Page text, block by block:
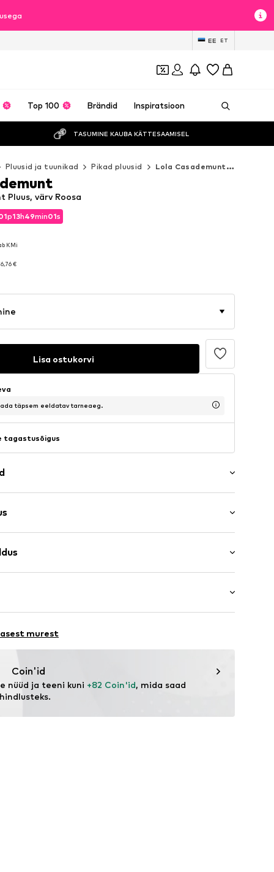
EE ET
Top 100 Brändid Inspiratsioon
TASUMINE KAUBA KÄTTESAAMISEL
Pluusid ja tuunikad Pikad pluusid Lola Casademunt Pikad pluusid
p13h48min58s
KMi
€
p13h48min58s
Pluus, värv Roosa
Lisa ostukorvi
täpsem eeldatav tarneaeg.
tagastusõigus
krae
muster
231
en/
murest
Coin'id
nüüd ja teeni kuni +82 Coin'id, mida saad